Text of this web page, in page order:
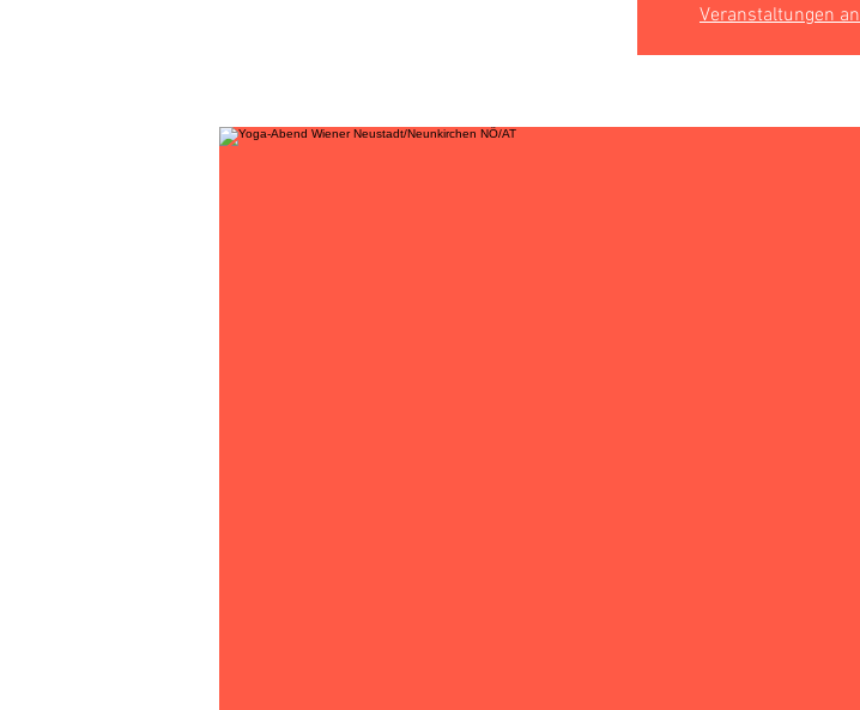
Veranstaltungen